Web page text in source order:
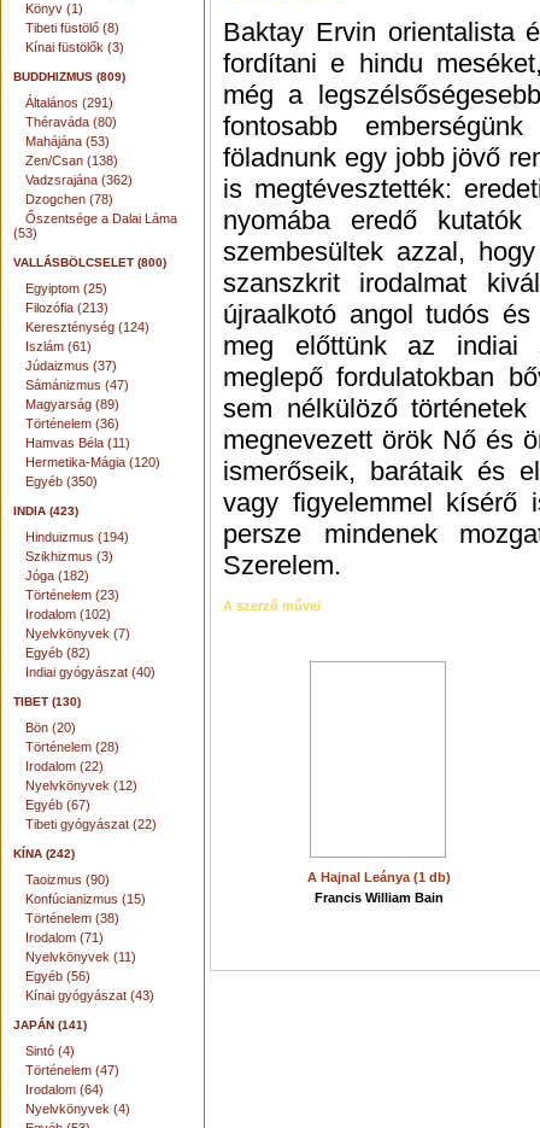
Könyv (1)
Tibeti füstölő (8)
Kínai füstölők (3)
BUDDHIZMUS (809)
Általános (291)
Théraváda (80)
Mahájána (53)
Zen/Csan (138)
Vadzsrajána (362)
Dzogchen (78)
Őszentsége a Dalai Láma
(53)
VALLÁSBÖLCSELET (800)
Egyiptom (25)
Filozófia (213)
Kereszténység (124)
Iszlám (61)
Júdaizmus (37)
Sámánizmus (47)
Magyarság (89)
Történelem (36)
Hamvas Béla (11)
Hermetika-Mágia (120)
Egyéb (350)
INDIA (423)
Hinduizmus (194)
Szikhizmus (3)
Jóga (182)
Történelem (23)
Irodalom (102)
Nyelvkönyvek (7)
Egyéb (82)
Indiai gyógyászat (40)
TIBET (130)
Bön (20)
Történelem (28)
Irodalom (22)
Nyelvkönyvek (12)
Egyéb (67)
Tibeti gyógyászat (22)
KÍNA (242)
Taoizmus (90)
Konfúcianizmus (15)
Történelem (38)
Irodalom (71)
Nyelvkönyvek (11)
Egyéb (56)
Kínai gyógyászat (43)
JAPÁN (141)
Sintó (4)
Történelem (47)
Irodalom (64)
Nyelvkönyvek (4)
Baktay Ervin orientalista
fordítani e hindu
még a
fontosabb
föladnunk egy jobb jövő
is megtévesztették:
nyomába eredő
szembesültek azzal,
szanszkrit irodalmat
újraalkotó angol tudós
meg előttünk az indiai
meglepő fordulatokban
sem nélkülöző
megnevezett örök Nő és
ismerőseik, barátaik és
vagy figyelemmel kísérő
persze mindenek
Szerelem.
A szerző művei
A Hajnal Leánya (1 db)
Francis William Bain